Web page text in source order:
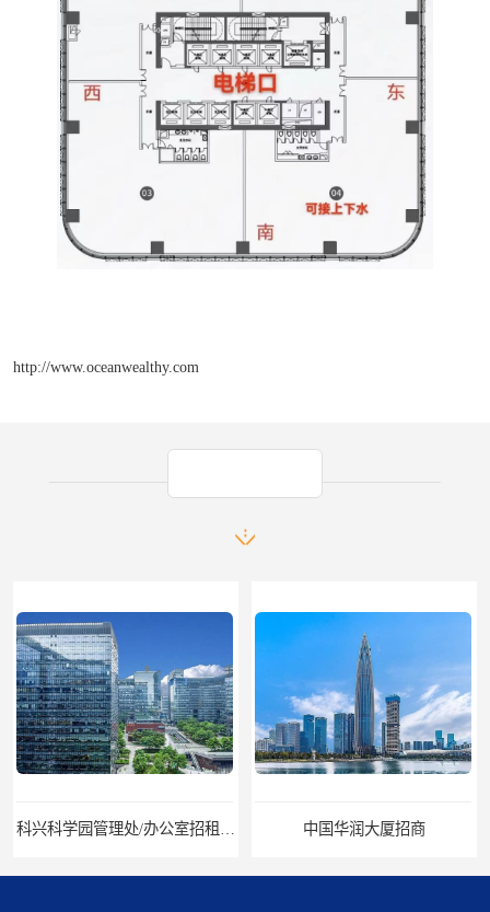
http://www.oceanwealthy.com
科兴科学园管理处/办公室招租/租金价格 中国华润大厦招商